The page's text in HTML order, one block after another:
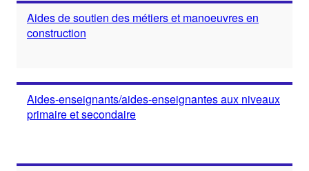
Aides de soutien des métiers et manoeuvres en
construction
Aides-enseignants/aides-enseignantes aux niveaux
primaire et secondaire